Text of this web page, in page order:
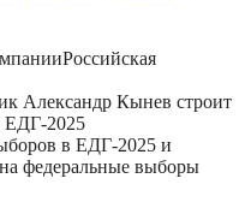
Российская
Александр Кынев строит
ЕДГ-2025
в ЕДГ-2025 и
федеральные выборы